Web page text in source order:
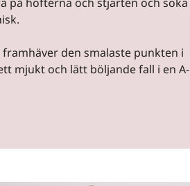
den smalaste punkten i
mjukt och lätt böljande fall i en A-